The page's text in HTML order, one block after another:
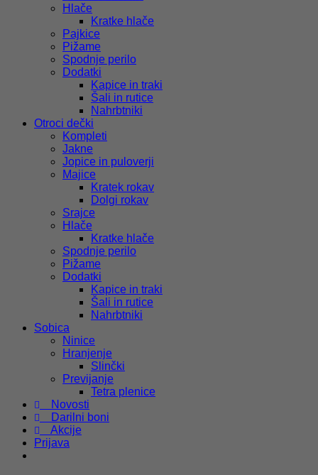
Hlače
Kratke hlače
Pajkice
Pižame
Spodnje perilo
Dodatki
Kapice in traki
Šali in rutice
Nahrbtniki
Otroci dečki
Kompleti
Jakne
Jopice in puloverji
Majice
Kratek rokav
Dolgi rokav
Srajce
Hlače
Kratke hlače
Spodnje perilo
Pižame
Dodatki
Kapice in traki
Šali in rutice
Nahrbtniki
Sobica
Ninice
Hranjenje
Slinčki
Previjanje
Tetra plenice
Novosti
Darilni boni
Akcije
Prijava